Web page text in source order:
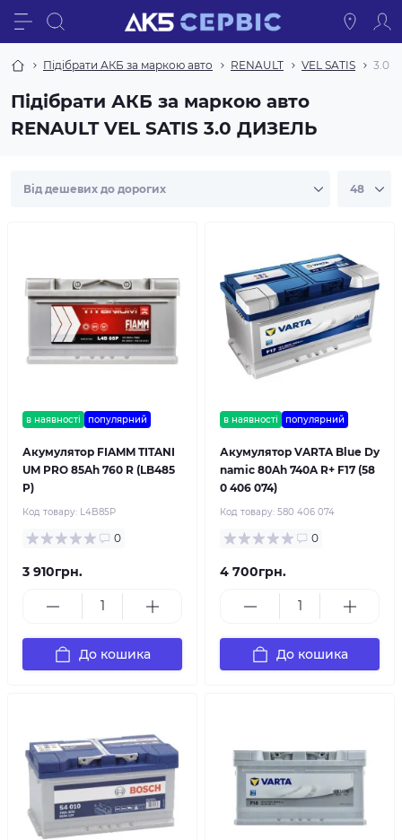
Підібрати АКБ за маркою авто RENAULT VEL SATIS 3.0
Підібрати АКБ за маркою авто
RENAULT VEL SATIS 3.0 ДИЗЕЛЬ
в наявності популярний
Акумулятор FIAMM TITANI
UM PRO 85Ah 760 R (LB485
P)
Код товару: L4B85P
0
3 910грн.
До кошика
в наявності популярний
Акумулятор VARTA Blue Dy
namic 80Ah 740A R+ F17 (58
0 406 074)
Код товару: 580 406 074
0
4 700грн.
До кошика